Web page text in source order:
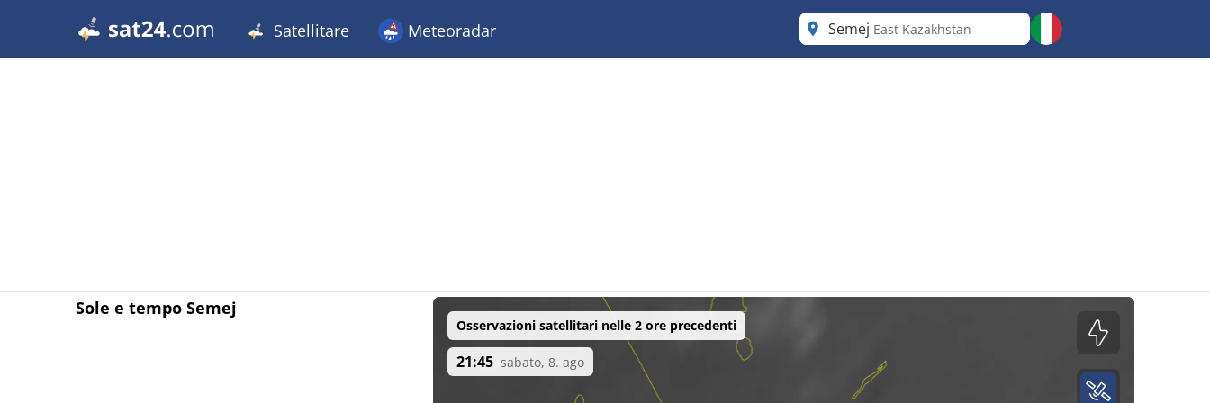
Satellitare Meteoradar Semej East Kazakhstan
Sole e tempo Semej
Osservazioni satellitari nelle 2 ore precedenti
21:45 sabato, 8. ago